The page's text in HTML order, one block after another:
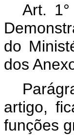
Art.
do
dos
artigo,
funções